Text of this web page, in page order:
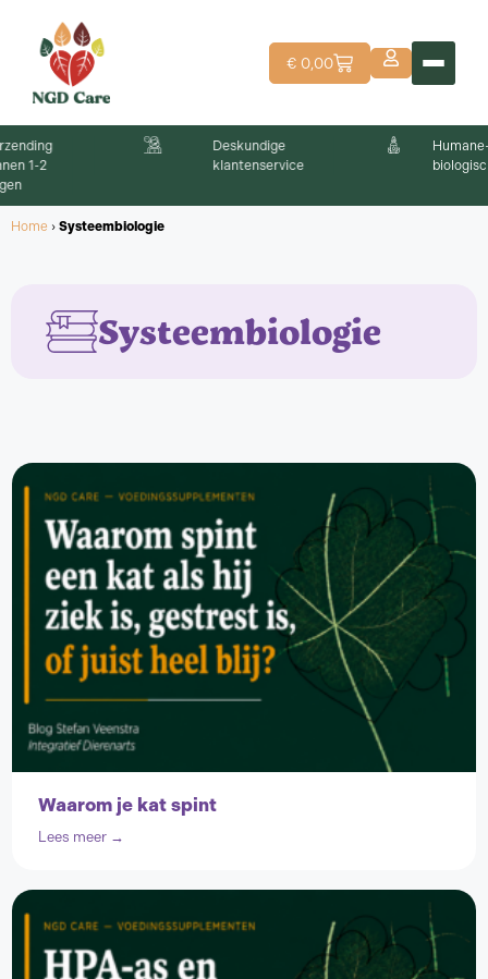
€ 0,00
Deskundige
klantenservice
Humane-grade,
biologische producten
Home › Systeembiologie
Systeembiologie
Waarom je kat spint
Lees meer →